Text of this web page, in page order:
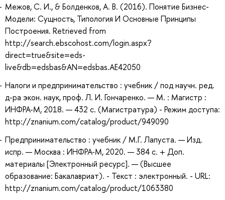
Межов, С. И., & Болденков, А. В. (2016). Понятие Бизнес-
Модели: Сущность, Типология И Основные Принципы
Построения. Retrieved from
http://search.ebscohost.com/login.aspx?
direct=true&site=eds-
live&db=edsbas&AN=edsbas.AE42050
Налоги и предпринимательство : учебник / под научн. ред.
д-ра экон. наук, проф. Л. И. Гончаренко. — М. : Магистр :
ИНФРА-М, 2018. — 432 с. (Магистратура) - Режим доступа:
http://znanium.com/catalog/product/949090
Предпринимательство : учебник / М.Г. Лапуста. — Изд.
испр. — Москва : ИНФРА-М, 2020. — 384 с. + Доп.
материалы [Электронный ресурс]. — (Высшее
образование: Бакалавриат). - Текст : электронный. - URL:
http://znanium.com/catalog/product/1063380